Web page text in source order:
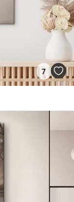
7